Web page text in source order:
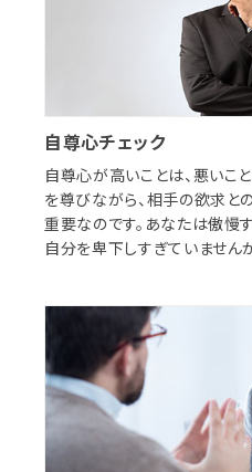
自尊心チェック
自尊心が高いことは、悪いこ
を尊びながら、相手の欲求と
重要なのです。あなたは傲慢
自分を卑下しすぎていません